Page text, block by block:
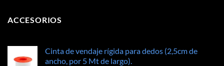
ACCESORIOS
Cinta de vendaje rígida para dedos (2,5cm de
ancho, por 5 Mt de largo).